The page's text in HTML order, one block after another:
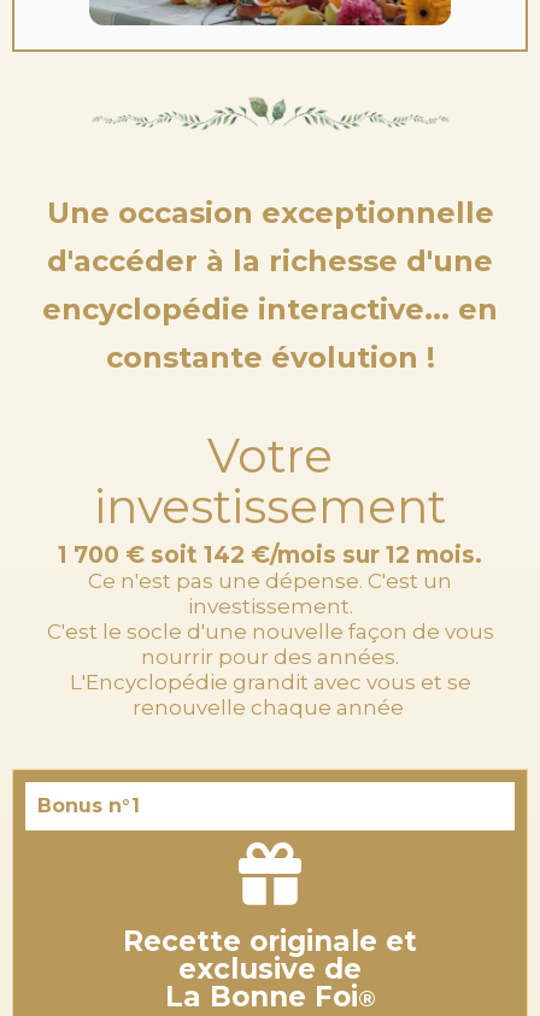
Une occasion exceptionnelle
d'accéder à la richesse d'une
encyclopédie interactive... en
constante évolution !
Votre
investissement
1 700 € soit 142 €/mois sur 12 mois.
Ce n'est pas une dépense. C'est un
investissement.
C'est le socle d'une nouvelle façon de vous
nourrir pour des années.
L'Encyclopédie grandit avec vous et se
renouvelle chaque année
Bonus n°1
Recette originale et
exclusive de
La Bonne Foi®